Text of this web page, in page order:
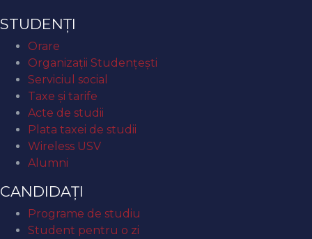
STUDENȚI
Orare
Organizaţii Studenţeşti
Serviciul social
Taxe și tarife
Acte de studii
Plata taxei de studii
Wireless USV
Alumni
CANDIDAȚI
Programe de studiu
Student pentru o zi